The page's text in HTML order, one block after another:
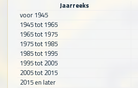
Jaarreeks
voor 1945
1945 tot 1965
1965 tot 1975
1975 tot 1985
1985 tot 1995
1995 tot 2005
2005 tot 2015
2015 en later